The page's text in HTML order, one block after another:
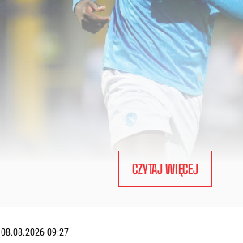
CZYTAJ WIĘCEJ
08.08.2026 09:27